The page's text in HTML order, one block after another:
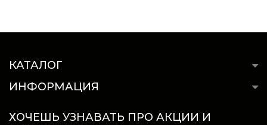
КАТАЛОГ
ИНФОРМАЦИЯ
ХОЧЕШЬ УЗНАВАТЬ ПРО АКЦИИ И